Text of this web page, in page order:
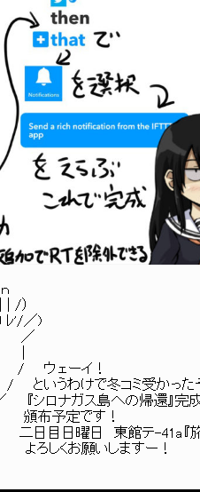
)
|
ウェーイ！
いうわけで冬コミ受かった
ス島への帰還』完成
予定です！
曜日 東館テ-41a『旅の
願いしますー！